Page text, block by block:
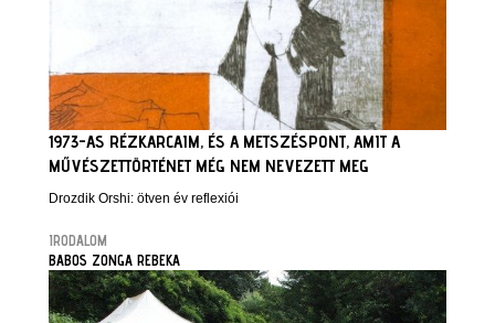
1973-AS RÉZKARCAIM, ÉS A METSZÉSPONT, AMIT A
MŰVÉSZETTÖRTÉNET MÉG NEM NEVEZETT MEG
Drozdik Orshi: ötven év reflexiói
IRODALOM
BABOS ZONGA REBEKA